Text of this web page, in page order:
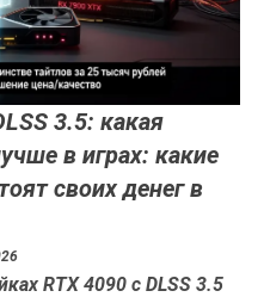
3.5: какая
в играх: какие
своих денег в
RTX 4090 с DLSS 3.5